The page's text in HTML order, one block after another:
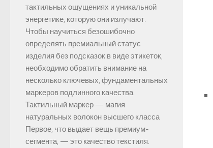
тактильных ощущениях и уникальной
энергетике, которую они излучают.
Чтобы научиться безошибочно
определять премиальный статус
изделия без подсказок в виде этикеток,
необходимо обратить внимание на
несколько ключевых, фундаментальных
маркеров подлинного качества.
Тактильный маркер — магия
натуральных волокон высшего класса
Первое, что выдает вещь премиум-
сегмента, — это качество текстиля.